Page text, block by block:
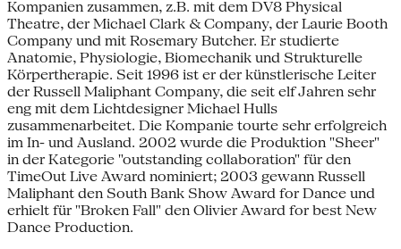
Kompanien zusammen, z.B. mit dem DV8 Physical
Theatre, der Michael Clark & Company, der Laurie Booth
Company und mit Rosemary Butcher. Er studierte
Anatomie, Physiologie, Biomechanik und Strukturelle
Körpertherapie. Seit 1996 ist er der künstlerische Leiter
der Russell Maliphant Company, die seit elf Jahren sehr
eng mit dem Lichtdesigner Michael Hulls
zusammenarbeitet. Die Kompanie tourte sehr erfolgreich
im In- und Ausland. 2002 wurde die Produktion "Sheer"
in der Kategorie "outstanding collaboration" für den
TimeOut Live Award nominiert; 2003 gewann Russell
Maliphant den South Bank Show Award for Dance und
erhielt für "Broken Fall" den Olivier Award for best New
Dance Production.